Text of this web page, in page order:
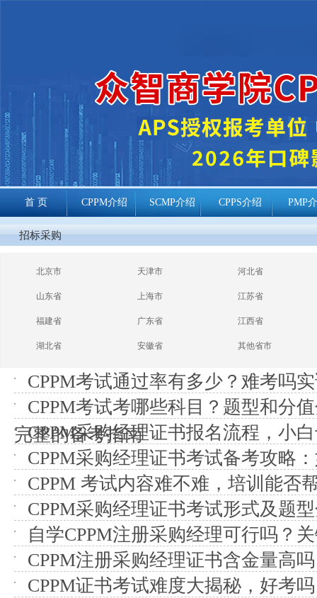
首 页 CPPM介绍 SCMP介绍 CPPS介绍 PMP
招标采购
北京市 天津市 河北省
山东省 上海市 江苏省
福建省 广东省 江西省
湖北省 安徽省 其他省市
CPPM考试通过率有多少？难考吗
CPPM考试考哪些科目？题型和分
完整的备考指南
CPPM采购经理证书报名流程，小
CPPM采购经理证书考试备考攻略
CPPM 考试内容难不难，培训能否
CPPM采购经理证书考试形式及题
自学CPPM注册采购经理可行吗？
CPPM注册采购经理证书含金量高
CPPM证书考试难度大揭秘，好考